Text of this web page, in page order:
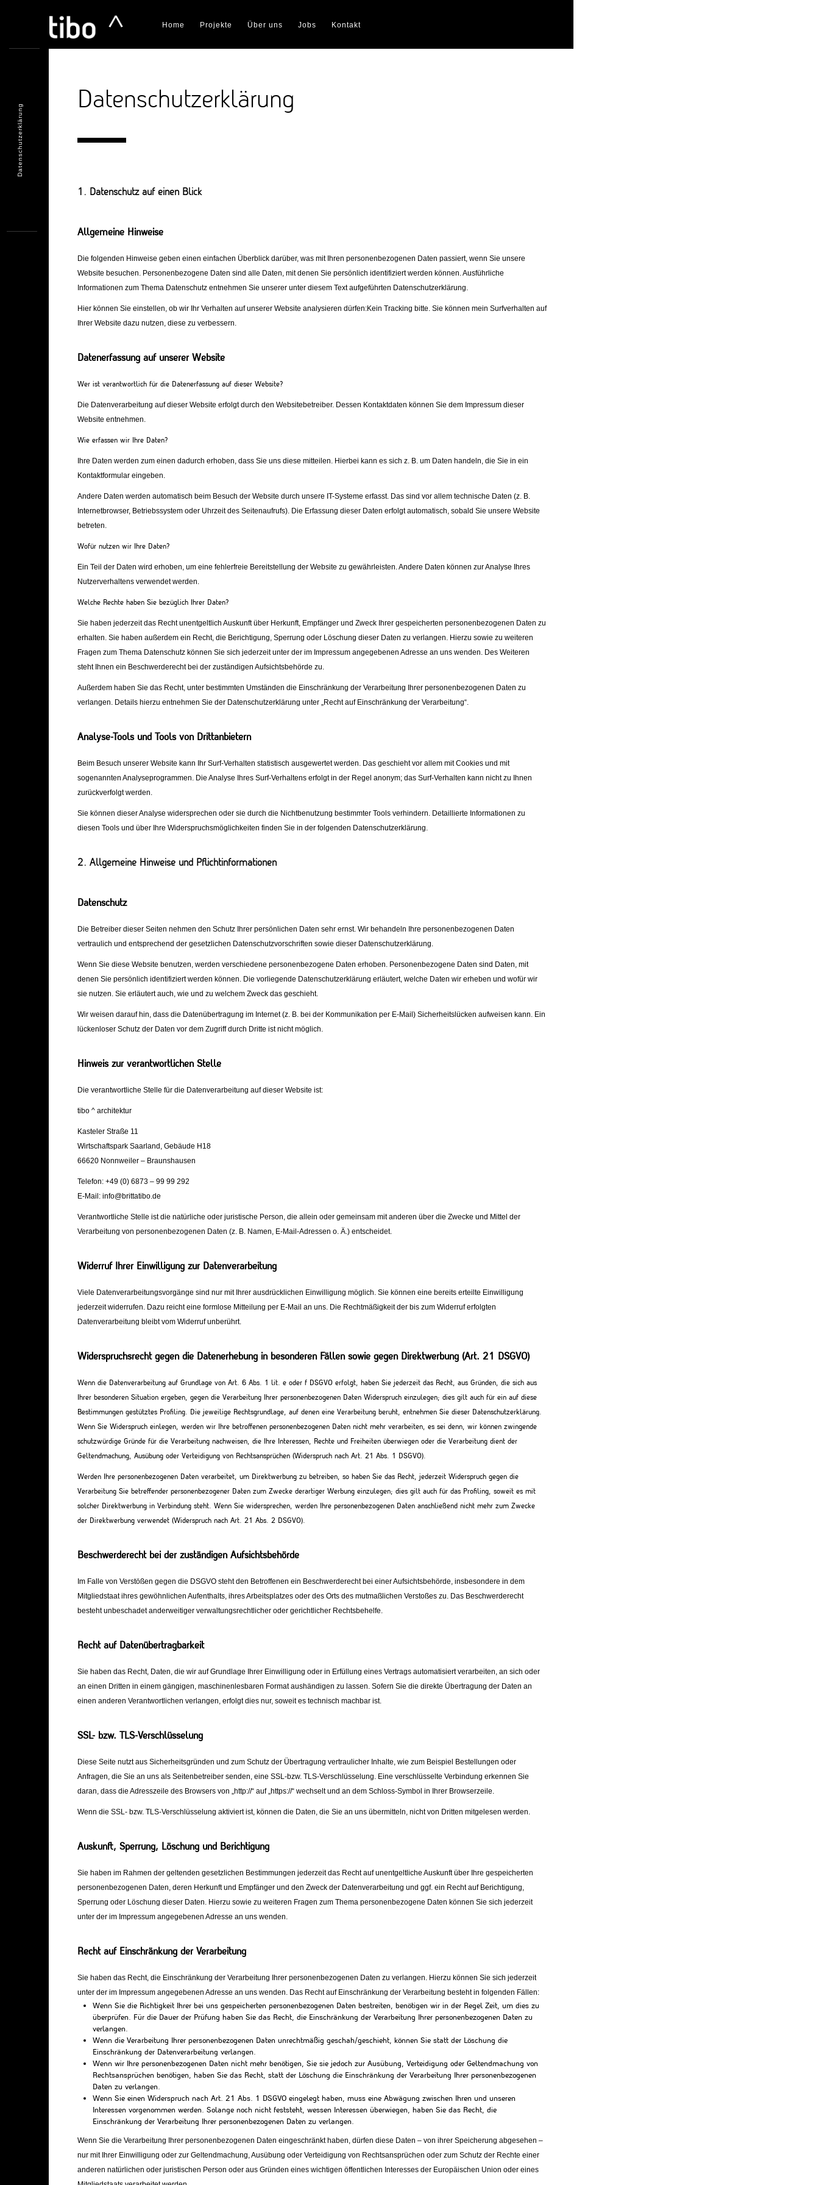
Home Projekte Über uns Jobs Kontakt
Datenschutzerklärung
1. Datenschutz auf einen Blick
Allgemeine Hinweise
Die folgenden Hinweise geben einen einfachen Überblick darüber, was mit Ihren personenbezogenen Daten passiert, wenn Sie unsere
Website besuchen. Personenbezogene Daten sind alle Daten, mit denen Sie persönlich identifiziert werden können. Ausführliche
Informationen zum Thema Datenschutz entnehmen Sie unserer unter diesem Text aufgeführten Datenschutzerklärung.
Hier können Sie einstellen, ob wir Ihr Verhalten auf unserer Website analysieren dürfen:Kein Tracking bitte. Sie können mein Surfverhalten auf
Ihrer Website dazu nutzen, diese zu verbessern.
Datenerfassung auf unserer Website
Wer ist verantwortlich für die Datenerfassung auf dieser Website?
Die Datenverarbeitung auf dieser Website erfolgt durch den Websitebetreiber. Dessen Kontaktdaten können Sie dem Impressum dieser
Website entnehmen.
Wie erfassen wir Ihre Daten?
Ihre Daten werden zum einen dadurch erhoben, dass Sie uns diese mitteilen. Hierbei kann es sich z. B. um Daten handeln, die Sie in ein
Kontaktformular eingeben.
Andere Daten werden automatisch beim Besuch der Website durch unsere IT-Systeme erfasst. Das sind vor allem technische Daten (z. B.
Internetbrowser, Betriebssystem oder Uhrzeit des Seitenaufrufs). Die Erfassung dieser Daten erfolgt automatisch, sobald Sie unsere Website
betreten.
Wofür nutzen wir Ihre Daten?
Ein Teil der Daten wird erhoben, um eine fehlerfreie Bereitstellung der Website zu gewährleisten. Andere Daten können zur Analyse Ihres
Nutzerverhaltens verwendet werden.
Welche Rechte haben Sie bezüglich Ihrer Daten?
Sie haben jederzeit das Recht unentgeltlich Auskunft über Herkunft, Empfänger und Zweck Ihrer gespeicherten personenbezogenen Daten zu
erhalten. Sie haben außerdem ein Recht, die Berichtigung, Sperrung oder Löschung dieser Daten zu verlangen. Hierzu sowie zu weiteren
Fragen zum Thema Datenschutz können Sie sich jederzeit unter der im Impressum angegebenen Adresse an uns wenden. Des Weiteren
steht Ihnen ein Beschwerderecht bei der zuständigen Aufsichtsbehörde zu.
Außerdem haben Sie das Recht, unter bestimmten Umständen die Einschränkung der Verarbeitung Ihrer personenbezogenen Daten zu
verlangen. Details hierzu entnehmen Sie der Datenschutzerklärung unter „Recht auf Einschränkung der Verarbeitung“.
Analyse-Tools und Tools von Drittanbietern
Beim Besuch unserer Website kann Ihr Surf-Verhalten statistisch ausgewertet werden. Das geschieht vor allem mit Cookies und mit
sogenannten Analyseprogrammen. Die Analyse Ihres Surf-Verhaltens erfolgt in der Regel anonym; das Surf-Verhalten kann nicht zu Ihnen
zurückverfolgt werden.
Sie können dieser Analyse widersprechen oder sie durch die Nichtbenutzung bestimmter Tools verhindern. Detaillierte Informationen zu
diesen Tools und über Ihre Widerspruchsmöglichkeiten finden Sie in der folgenden Datenschutzerklärung.
2. Allgemeine Hinweise und Pflichtinformationen
Datenschutz
Die Betreiber dieser Seiten nehmen den Schutz Ihrer persönlichen Daten sehr ernst. Wir behandeln Ihre personenbezogenen Daten
vertraulich und entsprechend der gesetzlichen Datenschutzvorschriften sowie dieser Datenschutzerklärung.
Wenn Sie diese Website benutzen, werden verschiedene personenbezogene Daten erhoben. Personenbezogene Daten sind Daten, mit
denen Sie persönlich identifiziert werden können. Die vorliegende Datenschutzerklärung erläutert, welche Daten wir erheben und wofür wir
sie nutzen. Sie erläutert auch, wie und zu welchem Zweck das geschieht.
Wir weisen darauf hin, dass die Datenübertragung im Internet (z. B. bei der Kommunikation per E-Mail) Sicherheitslücken aufweisen kann. Ein
lückenloser Schutz der Daten vor dem Zugriff durch Dritte ist nicht möglich.
Hinweis zur verantwortlichen Stelle
Die verantwortliche Stelle für die Datenverarbeitung auf dieser Website ist:
tibo ^ architektur
Kasteler Straße 11
Wirtschaftspark Saarland, Gebäude H18
66620 Nonnweiler – Braunshausen
Telefon: +49 (0) 6873 – 99 99 292
E-Mail: info@brittatibo.de
Verantwortliche Stelle ist die natürliche oder juristische Person, die allein oder gemeinsam mit anderen über die Zwecke und Mittel der
Verarbeitung von personenbezogenen Daten (z. B. Namen, E-Mail-Adressen o. Ä.) entscheidet.
Widerruf Ihrer Einwilligung zur Datenverarbeitung
Viele Datenverarbeitungsvorgänge sind nur mit Ihrer ausdrücklichen Einwilligung möglich. Sie können eine bereits erteilte Einwilligung
jederzeit widerrufen. Dazu reicht eine formlose Mitteilung per E-Mail an uns. Die Rechtmäßigkeit der bis zum Widerruf erfolgten
Datenverarbeitung bleibt vom Widerruf unberührt.
Widerspruchsrecht gegen die Datenerhebung in besonderen Fällen sowie gegen Direktwerbung (Art. 21 DSGVO)
Wenn die Datenverarbeitung auf Grundlage von Art. 6 Abs. 1 lit. e oder f DSGVO erfolgt, haben Sie jederzeit das Recht, aus Gründen, die sich aus
Ihrer besonderen Situation ergeben, gegen die Verarbeitung Ihrer personenbezogenen Daten Widerspruch einzulegen; dies gilt auch für ein auf diese
Bestimmungen gestütztes Profiling. Die jeweilige Rechtsgrundlage, auf denen eine Verarbeitung beruht, entnehmen Sie dieser Datenschutzerklärung.
Wenn Sie Widerspruch einlegen, werden wir Ihre betroffenen personenbezogenen Daten nicht mehr verarbeiten, es sei denn, wir können zwingende
schutzwürdige Gründe für die Verarbeitung nachweisen, die Ihre Interessen, Rechte und Freiheiten überwiegen oder die Verarbeitung dient der
Geltendmachung, Ausübung oder Verteidigung von Rechtsansprüchen (Widerspruch nach Art. 21 Abs. 1 DSGVO).
Werden Ihre personenbezogenen Daten verarbeitet, um Direktwerbung zu betreiben, so haben Sie das Recht, jederzeit Widerspruch gegen die
Verarbeitung Sie betreffender personenbezogener Daten zum Zwecke derartiger Werbung einzulegen; dies gilt auch für das Profiling, soweit es mit
solcher Direktwerbung in Verbindung steht. Wenn Sie widersprechen, werden Ihre personenbezogenen Daten anschließend nicht mehr zum Zwecke
der Direktwerbung verwendet (Widerspruch nach Art. 21 Abs. 2 DSGVO).
Beschwerderecht bei der zuständigen Aufsichtsbehörde
Im Falle von Verstößen gegen die DSGVO steht den Betroffenen ein Beschwerderecht bei einer Aufsichtsbehörde, insbesondere in dem
Mitgliedstaat ihres gewöhnlichen Aufenthalts, ihres Arbeitsplatzes oder des Orts des mutmaßlichen Verstoßes zu. Das Beschwerderecht
besteht unbeschadet anderweitiger verwaltungsrechtlicher oder gerichtlicher Rechtsbehelfe.
Recht auf Datenübertragbarkeit
Sie haben das Recht, Daten, die wir auf Grundlage Ihrer Einwilligung oder in Erfüllung eines Vertrags automatisiert verarbeiten, an sich oder
an einen Dritten in einem gängigen, maschinenlesbaren Format aushändigen zu lassen. Sofern Sie die direkte Übertragung der Daten an
einen anderen Verantwortlichen verlangen, erfolgt dies nur, soweit es technisch machbar ist.
SSL- bzw. TLS-Verschlüsselung
Diese Seite nutzt aus Sicherheitsgründen und zum Schutz der Übertragung vertraulicher Inhalte, wie zum Beispiel Bestellungen oder
Anfragen, die Sie an uns als Seitenbetreiber senden, eine SSL-bzw. TLS-Verschlüsselung. Eine verschlüsselte Verbindung erkennen Sie
daran, dass die Adresszeile des Browsers von „http://“ auf „https://“ wechselt und an dem Schloss-Symbol in Ihrer Browserzeile.
Wenn die SSL- bzw. TLS-Verschlüsselung aktiviert ist, können die Daten, die Sie an uns übermitteln, nicht von Dritten mitgelesen werden.
Auskunft, Sperrung, Löschung und Berichtigung
Sie haben im Rahmen der geltenden gesetzlichen Bestimmungen jederzeit das Recht auf unentgeltliche Auskunft über Ihre gespeicherten
personenbezogenen Daten, deren Herkunft und Empfänger und den Zweck der Datenverarbeitung und ggf. ein Recht auf Berichtigung,
Sperrung oder Löschung dieser Daten. Hierzu sowie zu weiteren Fragen zum Thema personenbezogene Daten können Sie sich jederzeit
unter der im Impressum angegebenen Adresse an uns wenden.
Recht auf Einschränkung der Verarbeitung
Sie haben das Recht, die Einschränkung der Verarbeitung Ihrer personenbezogenen Daten zu verlangen. Hierzu können Sie sich jederzeit
unter der im Impressum angegebenen Adresse an uns wenden. Das Recht auf Einschränkung der Verarbeitung besteht in folgenden Fällen:
Wenn Sie die Richtigkeit Ihrer bei uns gespeicherten personenbezogenen Daten bestreiten, benötigen wir in der Regel Zeit, um dies zu
überprüfen. Für die Dauer der Prüfung haben Sie das Recht, die Einschränkung der Verarbeitung Ihrer personenbezogenen Daten zu
verlangen.
Wenn die Verarbeitung Ihrer personenbezogenen Daten unrechtmäßig geschah/geschieht, können Sie statt der Löschung die
Einschränkung der Datenverarbeitung verlangen.
Wenn wir Ihre personenbezogenen Daten nicht mehr benötigen, Sie sie jedoch zur Ausübung, Verteidigung oder Geltendmachung von
Rechtsansprüchen benötigen, haben Sie das Recht, statt der Löschung die Einschränkung der Verarbeitung Ihrer personenbezogenen
Daten zu verlangen.
Wenn Sie einen Widerspruch nach Art. 21 Abs. 1 DSGVO eingelegt haben, muss eine Abwägung zwischen Ihren und unseren
Interessen vorgenommen werden. Solange noch nicht feststeht, wessen Interessen überwiegen, haben Sie das Recht, die
Einschränkung der Verarbeitung Ihrer personenbezogenen Daten zu verlangen.
Wenn Sie die Verarbeitung Ihrer personenbezogenen Daten eingeschränkt haben, dürfen diese Daten – von ihrer Speicherung abgesehen –
nur mit Ihrer Einwilligung oder zur Geltendmachung, Ausübung oder Verteidigung von Rechtsansprüchen oder zum Schutz der Rechte einer
anderen natürlichen oder juristischen Person oder aus Gründen eines wichtigen öffentlichen Interesses der Europäischen Union oder eines
Datenschutzerklärung